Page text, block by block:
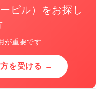
ピル）をお探し
が重要です
を受ける →